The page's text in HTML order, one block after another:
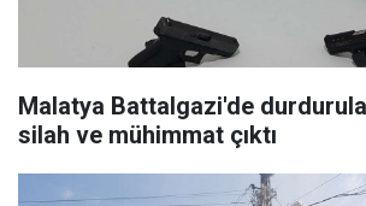
Malatya Battalgazi'de
silah ve mühimmat çıktı